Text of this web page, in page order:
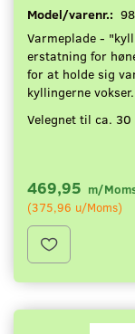
Model/varenr.:
Varmeplade -
erstatning for
for at holde sig
kyllingerne vokser.
Velegnet til ca. 30
469,95 m/
(375,96 u/Moms)